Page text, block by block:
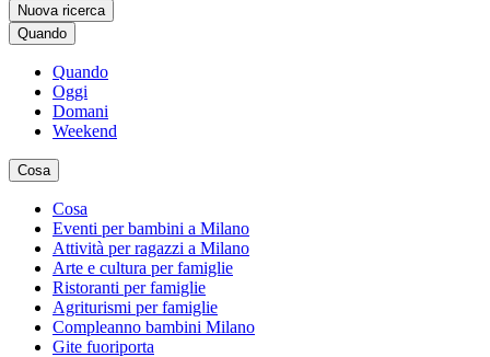
Nuova ricerca
Quando
Quando
Oggi
Domani
Weekend
Cosa
Cosa
Eventi per bambini a Milano
Attività per ragazzi a Milano
Arte e cultura per famiglie
Ristoranti per famiglie
Agriturismi per famiglie
Compleanno bambini Milano
Gite fuoriporta